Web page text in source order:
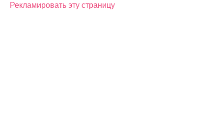
Рекламировать эту страницу